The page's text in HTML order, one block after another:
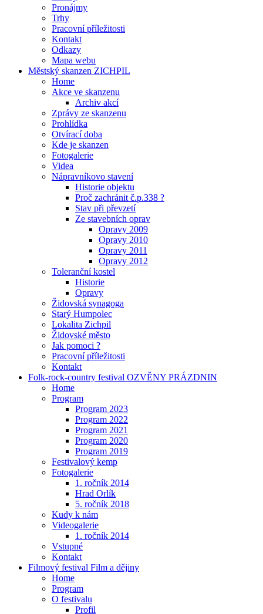
Pronájmy
Trhy
Pracovní příležitosti
Kontakt
Odkazy
Mapa webu
Městský skanzen ZICHPIL
Home
Akce ve skanzenu
Archiv akcí
Zprávy ze skanzenu
Prohlídka
Otvírací doba
Kde je skanzen
Fotogalerie
Videa
Nápravníkovo stavení
Historie objektu
Proč zachránit č.p.338 ?
Stav při převzetí
Ze stavebních oprav
Opravy 2009
Opravy 2010
Opravy 2011
Opravy 2012
Toleranční kostel
Historie
Opravy
Židovská synagoga
Starý Humpolec
Lokalita Zichpil
Židovské město
Jak pomoci ?
Pracovní příležitosti
Kontakt
Folk-rock-country festival OZVĚNY PRÁZDNIN
Home
Program
Program 2023
Program 2022
Program 2021
Program 2020
Program 2019
Festivalový kemp
Fotogalerie
1. ročník 2014
Hrad Orlík
5. ročník 2018
Kudy k nám
Videogalerie
1. ročník 2014
Vstupné
Kontakt
Filmový festival Film a dějiny
Home
Program
O festivalu
Profil